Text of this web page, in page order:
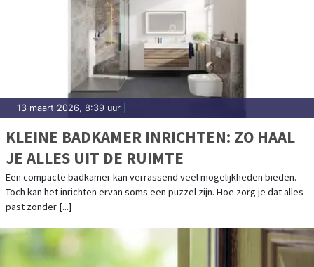
13 maart 2026, 8:39 uur
KLEINE BADKAMER INRICHTEN: ZO HAAL
JE ALLES UIT DE RUIMTE
Een compacte badkamer kan verrassend veel mogelijkheden bieden.
Toch kan het inrichten ervan soms een puzzel zijn. Hoe zorg je dat alles
past zonder [...]